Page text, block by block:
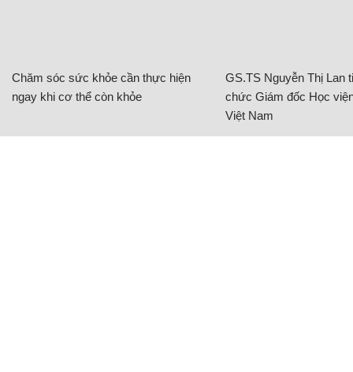
Chăm sóc sức khỏe cần thực hiện
ngay khi cơ thể còn khỏe
GS.TS Nguyễn Thị Lan
chức Giám đốc Học
Việt Nam